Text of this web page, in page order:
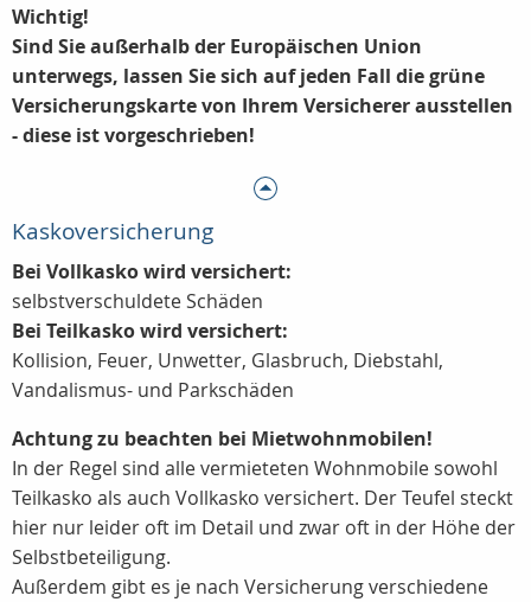
Wichtig!
Sind Sie außerhalb der Europäischen Union
unterwegs, lassen Sie sich auf jeden Fall die grüne
Versicherungskarte von Ihrem Versicherer ausstellen
- diese ist vorgeschrieben!
Kaskoversicherung
Bei Vollkasko wird versichert:
selbstverschuldete Schäden
Bei Teilkasko wird versichert:
Kollision, Feuer, Unwetter, Glasbruch, Diebstahl,
Vandalismus- und Parkschäden
Achtung zu beachten bei Mietwohnmobilen!
In der Regel sind alle vermieteten Wohnmobile sowohl
Teilkasko als auch Vollkasko versichert. Der Teufel steckt
hier nur leider oft im Detail und zwar oft in der Höhe der
Selbstbeteiligung.
Außerdem gibt es je nach Versicherung verschiedene